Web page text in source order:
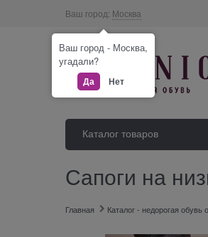
Ваш город: Москва
Каталог товаров
Сапоги на
Главная Каталог - недорогая обувь
Ваш город - Москва,
угадали?
Да Нет